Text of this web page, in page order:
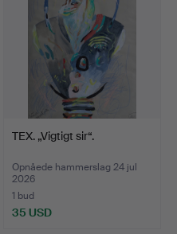
TEX. „Vigtigt sir“.
Opnåede hammerslag 24 jul
2026
1 bud
35 USD